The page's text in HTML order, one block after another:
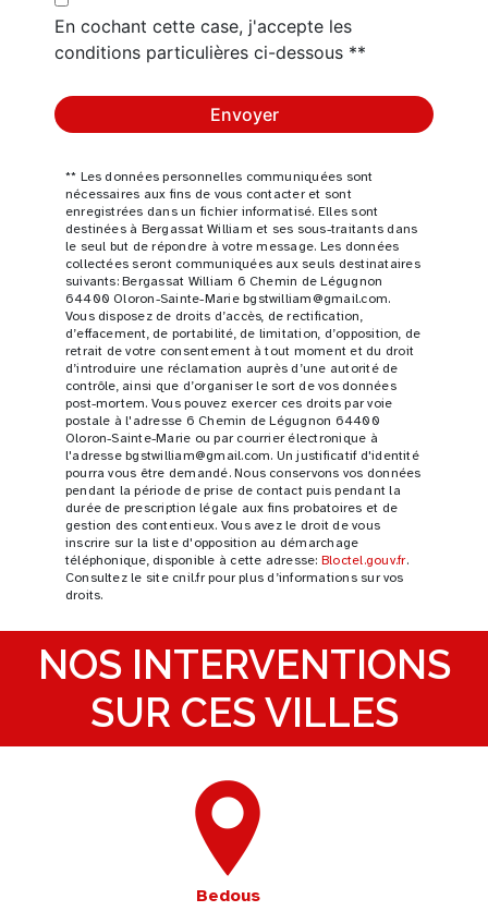
En cochant cette case, j'accepte les
conditions particulières ci-dessous **
Envoyer
** Les données personnelles communiquées sont
nécessaires aux fins de vous contacter et sont
enregistrées dans un fichier informatisé. Elles sont
destinées à Bergassat William et ses sous-traitants dans
le seul but de répondre à votre message. Les données
collectées seront communiquées aux seuls destinataires
suivants: Bergassat William 6 Chemin de Légugnon
64400 Oloron-Sainte-Marie bgstwilliam@gmail.com.
Vous disposez de droits d’accès, de rectification,
d’effacement, de portabilité, de limitation, d’opposition, de
retrait de votre consentement à tout moment et du droit
d’introduire une réclamation auprès d’une autorité de
contrôle, ainsi que d’organiser le sort de vos données
post-mortem. Vous pouvez exercer ces droits par voie
postale à l'adresse 6 Chemin de Légugnon 64400
Oloron-Sainte-Marie ou par courrier électronique à
l'adresse bgstwilliam@gmail.com. Un justificatif d'identité
pourra vous être demandé. Nous conservons vos données
pendant la période de prise de contact puis pendant la
durée de prescription légale aux fins probatoires et de
gestion des contentieux. Vous avez le droit de vous
inscrire sur la liste d'opposition au démarchage
téléphonique, disponible à cette adresse: Bloctel.gouv.fr.
Consultez le site cnil.fr pour plus d’informations sur vos
droits.
NOS INTERVENTIONS
SUR CES VILLES
Bedous